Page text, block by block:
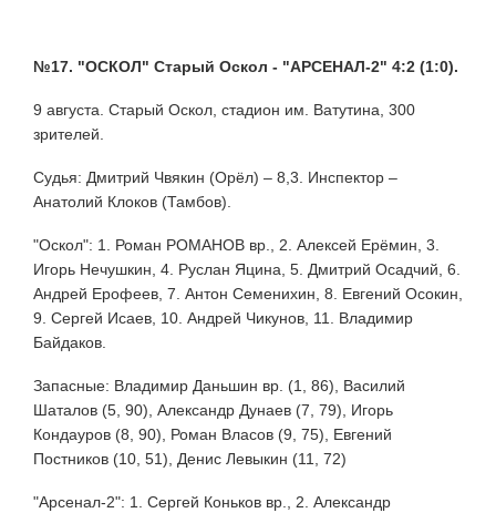
№17. "ОСКОЛ" Старый Оскол - "АРСЕНАЛ-2" 4:2 (1:0).
9 августа. Старый Оскол, стадион им. Ватутина, 300
зрителей.
Судья: Дмитрий Чвякин (Орёл) – 8,3. Инспектор –
Анатолий Клоков (Тамбов).
"Оскол": 1. Роман РОМАНОВ вр., 2. Алексей Ерёмин, 3.
Игорь Нечушкин, 4. Руслан Яцина, 5. Дмитрий Осадчий, 6.
Андрей Ерофеев, 7. Антон Семенихин, 8. Евгений Осокин,
9. Сергей Исаев, 10. Андрей Чикунов, 11. Владимир
Байдаков.
Запасные: Владимир Даньшин вр. (1, 86), Василий
Шаталов (5, 90), Александр Дунаев (7, 79), Игорь
Кондауров (8, 90), Роман Власов (9, 75), Евгений
Постников (10, 51), Денис Левыкин (11, 72)
"Арсенал-2": 1. Сергей Коньков вр., 2. Александр